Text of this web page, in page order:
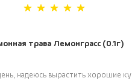
трава Лемонграсс (0.1г)
надеюсь вырастить хорошие